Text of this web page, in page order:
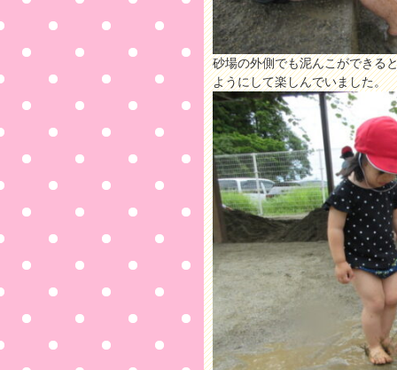
砂場の外側でも泥んこができる
ようにして楽しんでいました。